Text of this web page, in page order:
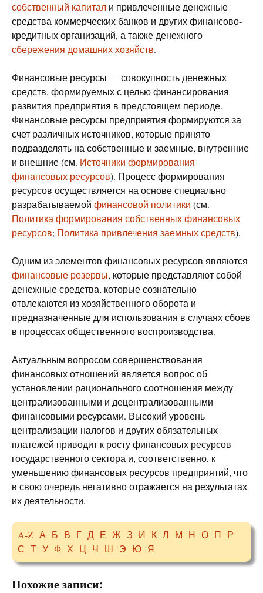
собственный капитал и привлеченные денежные
средства коммерческих банков и других финансово-
кредитных организаций, а также денежного
сбережения домашних хозяйств.
Финансовые ресурсы — совокупность денежных
средств, формируемых с целью финансирования
развития предприятия в предстоящем периоде.
Финансовые ресурсы предприятия формируются за
счет различных источников, которые принято
подразделять на собственные и заемные, внутренние
и внешние (см. Источники формирования
финансовых ресурсов). Процесс формирования
ресурсов осуществляется на основе специально
разрабатываемой финансовой политики (см.
Политика формирования собственных финансовых
ресурсов; Политика привлечения заемных средств).
Одним из элементов финансовых ресурсов являются
финансовые резервы, которые представляют собой
денежные средства, которые сознательно
отвлекаются из хозяйственного оборота и
предназначенные для использования в случаях сбоев
в процессах общественного воспроизводства.
Актуальным вопросом совершенствования
финансовых отношений является вопрос об
установлении рационального соотношения между
централизованными и децентрализованными
финансовыми ресурсами. Высокий уровень
централизации налогов и других обязательных
платежей приводит к росту финансовых ресурсов
государственного сектора и, соответственно, к
уменьшению финансовых ресурсов предприятий, что
в свою очередь негативно отражается на результатах
их деятельности.
A-Z А Б В Г Д Е Ж З И К Л М Н О П Р
С Т У Ф Х Ц Ч Ш Э Ю Я
Похожие записи: